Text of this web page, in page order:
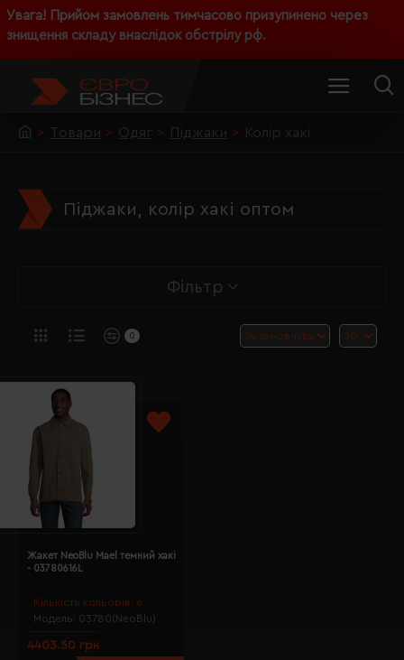
Увага! Прийом замовлень тимчасово призупинено через
знищення складу внаслідок обстрілу рф.
Товари Одяг Піджаки Колір хакі
Піджаки, колір хакі оптом
Фільтр
0
Кількість кольорів: 6
Модель: 03780(NeoBlu)
Жакет NeoBlu Mael темний хакі
- 03780616L
4403.50 грн